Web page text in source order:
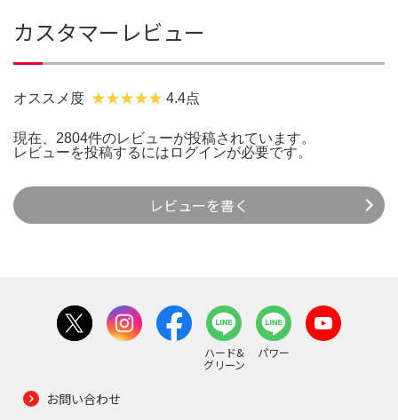
カスタマーレビュー
オススメ度 4.4点
現在、2804件のレビューが投稿されています。
レビューを投稿するには ログインが必要です。
レビューを書く
ハード&
グリーン
パワー
お問い合わせ